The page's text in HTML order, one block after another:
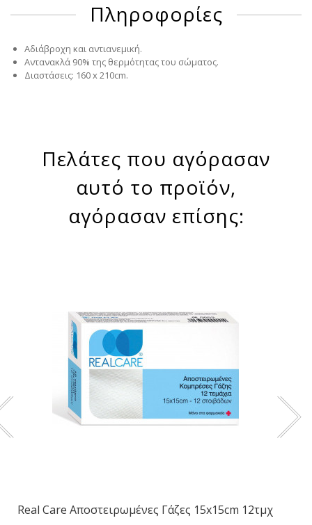
Πληροφορίες
Αδιάβροχη και αντιανεμική.
Αντανακλά 90% της θερμότητας του σώματος.
Διαστάσεις: 160 x 210cm.
Πελάτες που αγόρασαν
αυτό το προϊόν,
αγόρασαν επίσης:
Real Care Αποστειρωμένες Γάζες 15x15cm 12τμχ